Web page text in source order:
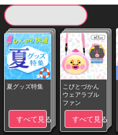
夏グッズ特集
すべて見る
こびとづかん
ウェアラブル
ファン
すべて見る